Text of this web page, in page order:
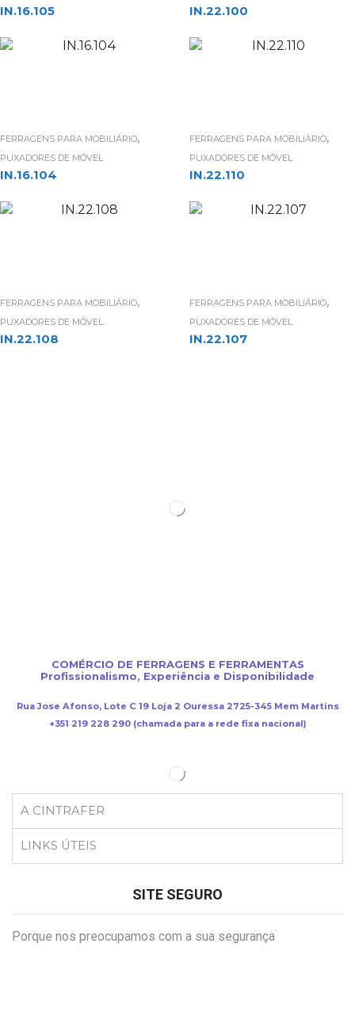
IN.16.105 IN.22.100
FERRAGENS PARA MOBILIÁRIO,
PUXADORES DE MÓVEL
IN.16.104
FERRAGENS PARA MOBILIÁRIO,
PUXADORES DE MÓVEL
IN.22.110
FERRAGENS PARA MOBILIÁRIO,
PUXADORES DE MÓVEL
IN.22.108
FERRAGENS PARA MOBILIÁRIO,
PUXADORES DE MÓVEL
IN.22.107
COMÉRCIO DE FERRAGENS E FERRAMENTAS
Profissionalismo, Experiência e Disponibilidade
Rua Jose Afonso, Lote C 19 Loja 2 Ouressa 2725-345 Mem Martins
+351 219 228 290 (chamada para a rede fixa nacional)
A CINTRAFER
LINKS ÚTEIS
SITE SEGURO
Porque nos preocupamos com a sua segurança